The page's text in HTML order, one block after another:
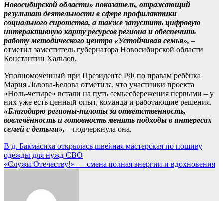
Новосибирской области» показатель, отражающий
результат деятельности в сфере профилактики
социального сиротства, а также запустить цифровую
интерактивную карту ресурсов региона и обеспечить
работу методического центра «Устойчивая семья», –
отметил заместитель губернатора Новосибирской области
Константин Хальзов.
Уполномоченный при Президенте РФ по правам ребёнка
Мария Львова-Белова отметила, что участники проекта
«Ноль-четыре» встали на путь семьесбережения первыми – у
них уже есть ценный опыт, команда и работающие решения.
«Благодарю регионы-пилоты за ответственность,
вовлечённость и готовность менять подходы в интересах
семей с детьми», – подчеркнула она.
Навигация
по
В д. Бакмасиха открылась швейная мастерская по пошиву
одежды для нужд СВО
«Служи Отечеству!» — смена полная энергии и вдохновения